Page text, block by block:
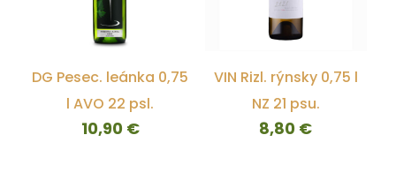
DG Pesec. leánka 0,75
l AVO 22 psl.
10,90 €
VIN Rizl. rýnsky 0,75 l
NZ 21 psu.
8,80 €